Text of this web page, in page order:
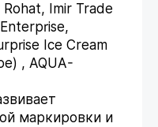
Rohat, Imir Trade
Ice Cream
, AQUA-
маркировки и